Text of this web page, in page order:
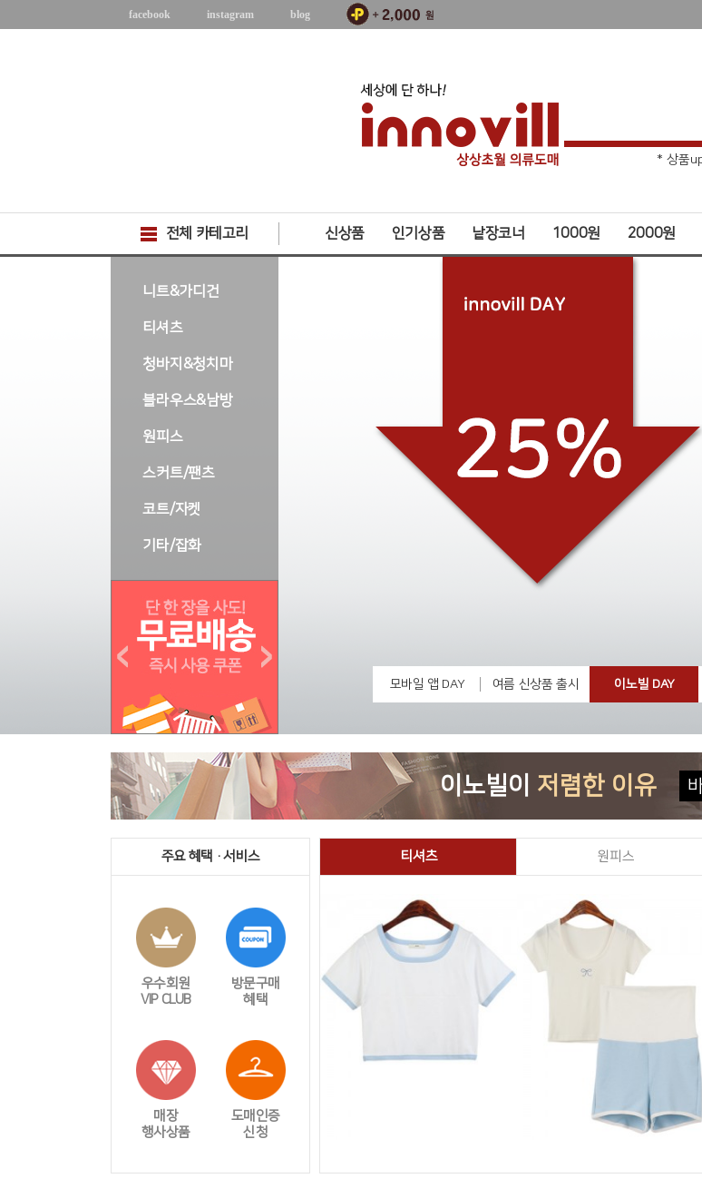
facebook instagram blog
* 주
* 상품
전체 카테고리 신상품 인기상품 낱장코너 1000원 2000원
니트&가디건
티셔츠
청바지&청치마
블라우스&남방
원피스
스커트/팬츠
코트/자켓
기타/잡화
모바일 앱 DAY 여름 신상품 출시 이노빌 DAY
이노빌이 저렴한 이유
주요 혜택 · 서비스
우수회원
VIP CLUB
방문구매
혜택
매장
행사상품
도매인증
신청
티셔츠 원피스